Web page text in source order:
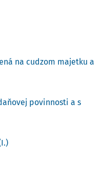
na cudzom majetku a
povinnosti a s